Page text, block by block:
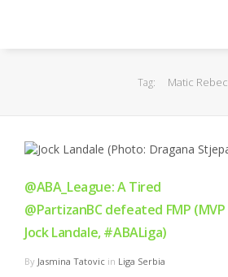
EuroLeague
FIBA
Tag: Matic Rebec
@ABA_League: A Tired
@PartizanBC defeated FMP (MVP
Jock Landale, #ABALiga)
By Jasmina Tatovic in Liga Serbia